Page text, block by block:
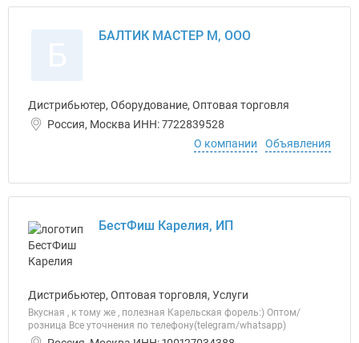
БАЛТИК МАСТЕР М, ООО
Дистрибьютер, Оборудование, Оптовая торговля
Россия, Москва ИНН: 7722839528
О компании
Объявления
БестФиш Карелия, ИП
Дистрибьютер, Оптовая торговля, Услуги
Вкусная , к тому же , полезная Карельская форель:) Оптом/
розница Все уточнения по телефону(telegram/whatsapp)